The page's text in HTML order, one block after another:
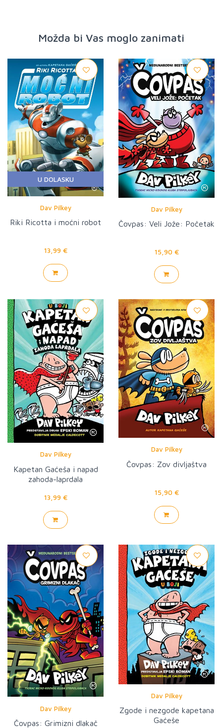
Možda bi Vas moglo zanimati
U DOLASKU
Dav Pilkey
Riki Ricotta i moćni robot
13,99 €
Dav Pilkey
Čovpas: Veli Jože: Početak
15,90 €
Dav Pilkey
Kapetan Gaćeša i napad
zahoda-laprdala
13,99 €
Dav Pilkey
Čovpas: Zov divljaštva
15,90 €
Dav Pilkey
Čovpas: Grimizni dlakač
Dav Pilkey
Zgode i nezgode kapetana
Gaćeše